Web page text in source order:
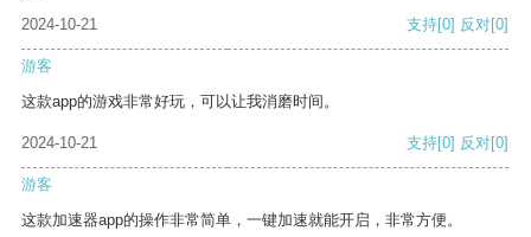
2024-10-21
支持[0] 反对[0]
游客
这款app的游戏非常好玩，可以让我消磨时间。
2024-10-21 支持[0] 反对[0]
游客
这款加速器app的操作非常简单，一键加速就能开启，非常方便。